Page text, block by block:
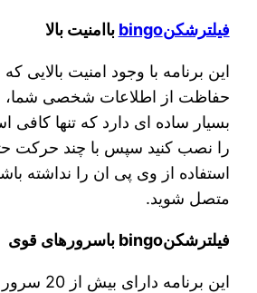
فیلترشکنbingo باامنیت بالا
این برنامه با وجود امنیت بالایی که
حفاظت از اطلاعات شخصی شما،
بسیار ساده ای دارد که تنها کافی
را نصب کنید سپس با چند حرکت
استفاده از وی پی ان را نداشته
متصل شوید.
فیلترشکنbingo باسرورهای قوی
این برنامه